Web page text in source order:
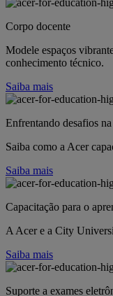
Corpo docente
Modele espaços
conhecimento técnico.
Saiba mais
Enfrentando desafios
Saiba como a Acer
Saiba mais
Capacitação para o
A Acer e a City
Saiba mais
Suporte a exames